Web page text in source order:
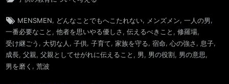
Tags:
MENSMEN, どんなことでもへこたれない, メンズメン, 一人の男 ,
一番必要なこと , 他者を思いやる優しさ , 伝えるべきこと , 修羅場,
受け継ごう , 大切な人 , 子供, 子育て, 家族を守る, 宿命, 心の強さ , 息子,
成長, 父親, 父親としてせがれに伝えること , 男 , 男の役割 , 男の意思,
男を磨く , 荒波